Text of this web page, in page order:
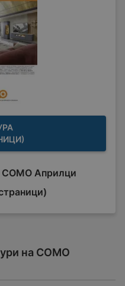
Априлци
на COMO